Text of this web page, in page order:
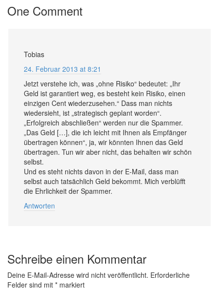
One Comment
Tobias
24. Februar 2013 at 8:21
Jetzt verstehe ich, was „ohne Risiko“ bedeutet: „Ihr
Geld ist garantiert weg, es besteht kein Risiko, einen
einzigen Cent wiederzusehen.“ Dass man nichts
wiedersieht, ist „strategisch geplant worden“.
„Erfolgreich abschließen“ werden nur die Spammer.
„Das Geld […], die ich leicht mit Ihnen als Empfänger
übertragen können“, ja, wir könnten Ihnen das Geld
übertragen. Tun wir aber nicht, das behalten wir schön
selbst.
Und es steht nichts davon in der E-Mail, dass man
selbst auch tatsächlich Geld bekommt. Mich verblüfft
die Ehrlichkeit der Spammer.
Antworten
Schreibe einen Kommentar
Deine E-Mail-Adresse wird nicht veröffentlicht. Erforderliche
Felder sind mit * markiert